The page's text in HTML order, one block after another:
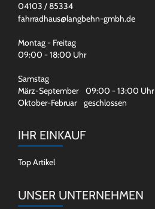
04103 / 85334
fahrradhaus@langbehn-gmbh.de
Montag - Freitag
09:00 - 18:00 Uhr
Samstag
März-September 09:00 - 13:00 Uhr
Oktober-Februar geschlossen
IHR EINKAUF
Top Artikel
UNSER UNTERNEHMEN